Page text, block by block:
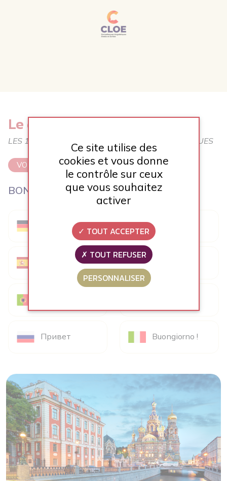
Le dico des langues
LES 100 MOTS DE VOTRE QUOTIDIEN, EN 8 LANGUES
VOIR LE DICO
BONJOUR !
Guten tag ! hi
Привет Buongiorno !
Ce site utilise des
cookies et vous donne
le contrôle sur ceux
que vous souhaitez
activer
TOUT ACCEPTER
TOUT REFUSER
PERSONNALISER